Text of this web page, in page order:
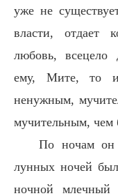
уже не
власти, отдает
любовь, всецело
ему, Мите, то и
ненужным,
мучительным, чем
По ночам он
лунных ночей
ночной млечный